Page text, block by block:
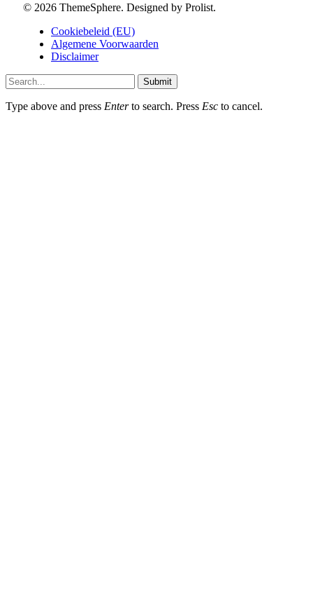
© 2026 ThemeSphere. Designed by Prolist.
Cookiebeleid (EU)
Algemene Voorwaarden
Disclaimer
Submit
Type above and press Enterto search. Press Esc to cancel.